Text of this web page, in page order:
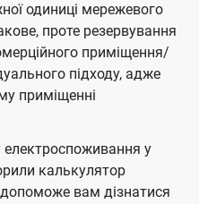
одиниці мережевого
проте резервування
приміщення/
підходу, адже
приміщенні
у
калькулятор
вам дізнатися